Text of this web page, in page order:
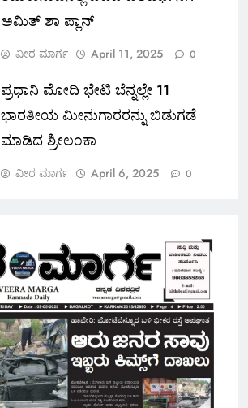
ಅಮಿತ್ ಶಾ ಪ್ಲಾನ್
ವೀರ ಮಾರ್ಗ April 11, 2025 0
ಪ್ರಧಾನಿ ಮೋದಿ ಭೇಟಿ ಬೆನ್ನಲ್ಲೇ 11
ಭಾರತೀಯ ಮೀನುಗಾರರನ್ನು ಬಿಡುಗಡೆ
ಮಾಡಿದ ಶ್ರೀಲಂಕಾ
ವೀರ ಮಾರ್ಗ April 6, 2025 0